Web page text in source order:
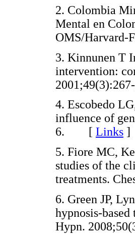
2. Colombia
Mental en
OMS/
3. Kinnunen T
intervention:
4. Escobedo
influence of
6. [ Links ]
5. Fiore MC,
studies of the
treatments.
6. Green JP,
hypnosis-
Hypn.